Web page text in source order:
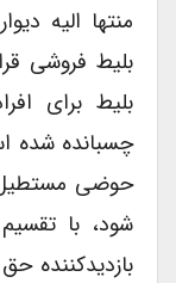
منتها الیه
بلیط فروشی
بلیط برای
چسبانده شده
حوضی
شود، با
بازدیدکننده